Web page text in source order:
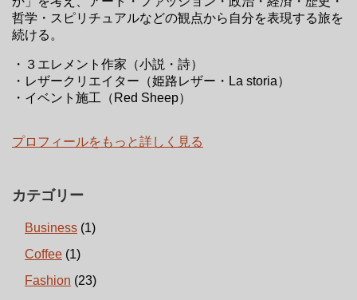
哲学・スピリチュアルなどの観点から自分を表現する旅を
続ける。
・３エレメント作家（小説・詩）
・レザークリエイター（姫路レザー・La storia）
・イベント施工（Red Sheep）
プロフィールをもっと詳しく見る
カテゴリー
Business (1)
Coffee (1)
Fashion (23)